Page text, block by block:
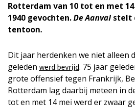
Rotterdam van 10 tot en met
1940 gevochten.De Aanvalstelt
tentoon.
Dit jaar herdenken we niet alleen
geleden werd bevrijd. 75 jaar
grote offensief tegen Frankrijk,
Rotterdam lag daarbij meteen in
tot en met 14 mei werd er zwaar